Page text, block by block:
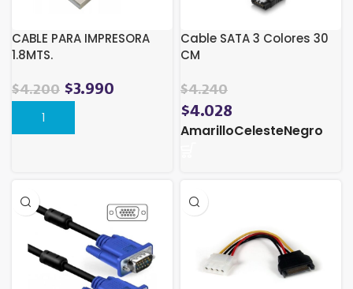
CABLE PARA IMPRESORA
1.8MTS.
$4.200 $3.990
Cable SATA 3 Colores 30
CM
$4.240
$4.028
AmarilloCelesteNegro